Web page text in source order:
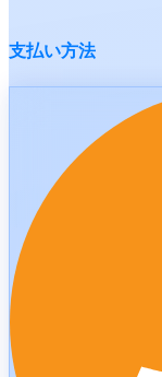
支払い方法